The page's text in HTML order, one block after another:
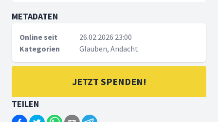
METADATEN
Online seit
26.02.2026 23:00
Kategorien
Glauben, Andacht
JETZT SPENDEN!
TEILEN